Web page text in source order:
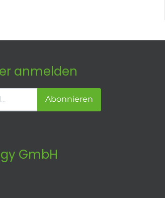
anmelden
Abonnieren
GmbH